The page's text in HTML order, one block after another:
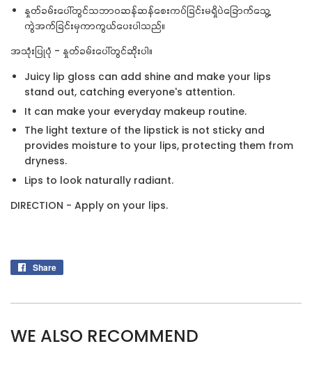
နှုတ်ခမ်းပေါ်တွင်သဘာဝဆန်ဆန်စေးကပ်ခြင်းမရှိပဲခြောက်သွေ့
ကွဲအက်ခြင်းမှကာကွယ်ပေးပါသည်။
အသုံးပြုပုံ - နှုတ်ခမ်းပေါ်တွင်ဆိုးပါ။
Juicy lip gloss can add shine and make your lips
stand out, catching everyone's attention.
It can make your everyday makeup routine.
The light texture of the lipstick is not sticky and
provides moisture to your lips, protecting them from
dryness.
Lips to look naturally radiant.
DIRECTION - Apply on your lips.
Share
WE ALSO RECOMMEND